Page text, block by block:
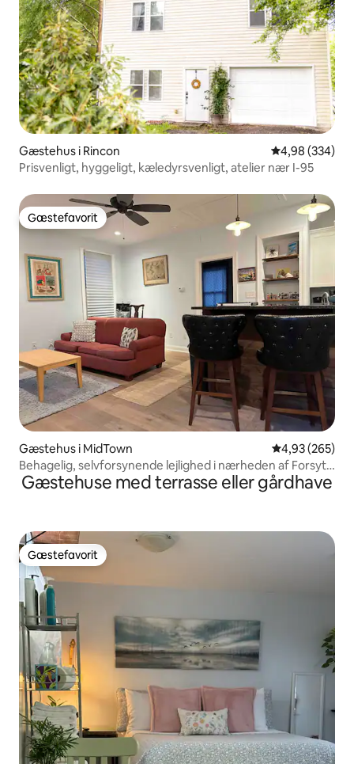
Gæstehus i Rincon 4,98 ud af 5 i
4,98 (334)
Prisvenligt, hyggeligt, kæledyrsvenligt, atelier nær I-95
Gæstefavorit
Gæstefavorit
Gæstehus i MidTown 4,93 ud af 5 i
4,93 (265)
Behagelig, selvforsynende lejlighed i nærheden af Forsyth
Park
Gæstehuse med terrasse eller gårdhave
Gæstefavorit
Gæstefavorit